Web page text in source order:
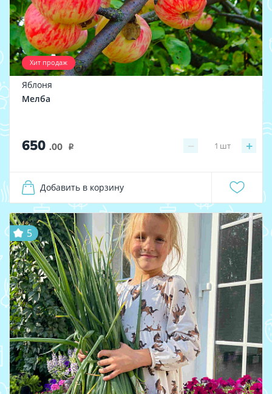
Хит продаж
Яблоня
Мелба
650 .00 i − +
1 шт
Добавить в корзину
5